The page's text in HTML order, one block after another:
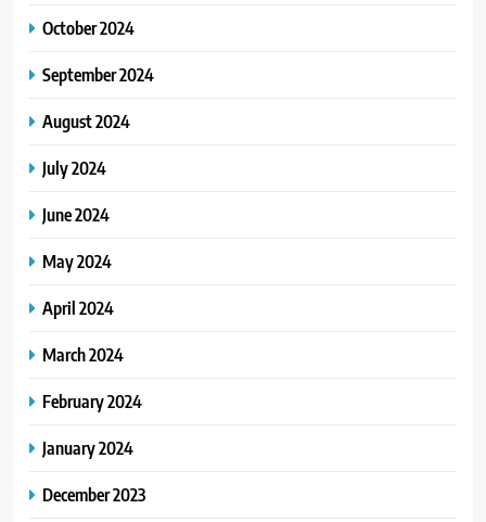
October 2024
September 2024
August 2024
July 2024
June 2024
May 2024
April 2024
March 2024
February 2024
January 2024
December 2023